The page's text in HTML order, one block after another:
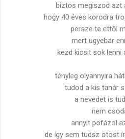
biztos megiszod azt
hogy 40 éves korodra
persze te ettől
mert ugyebár
kezd kicsit sok lenni
tényleg olyannyira
tudod a kis tanár
a nevedet is
nem
annyit pofázol
de így sem tudsz ötöst